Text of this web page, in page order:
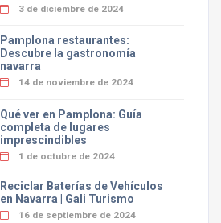
3 de diciembre de 2024
Pamplona restaurantes:
Descubre la gastronomía
navarra
14 de noviembre de 2024
Qué ver en Pamplona: Guía
completa de lugares
imprescindibles
1 de octubre de 2024
Reciclar Baterías de Vehículos
en Navarra | Gali Turismo
16 de septiembre de 2024